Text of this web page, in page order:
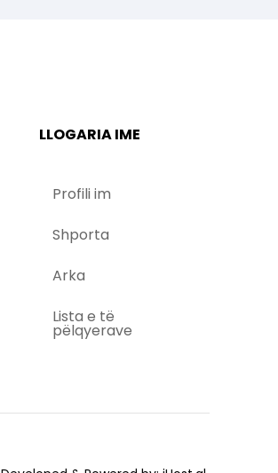
LLOGARIA IME
Profili im
Shporta
Arka
Lista e të
pëlqyerave